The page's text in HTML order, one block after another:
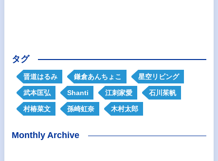
タグ
晋道はるみ 鎌倉あんちょこ 星空リビング
武本匡弘 Shanti 江刺家愛 石川茱帆
村椿菜文 孫崎虹奈 木村太郎
Monthly Archive